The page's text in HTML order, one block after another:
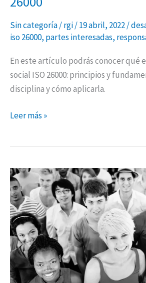
Sin categoría/rgi/19 abril, 2022/
iso 26000, partes interesadas,
En este artículo podrás conocer qué
social ISO 26000: principios y
disciplina y cómo aplicarla.
Leer más »
Cómo
identificar
Grupos
de
Interés